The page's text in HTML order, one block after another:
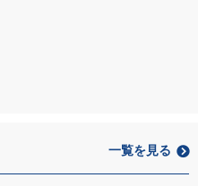
一覧を見る